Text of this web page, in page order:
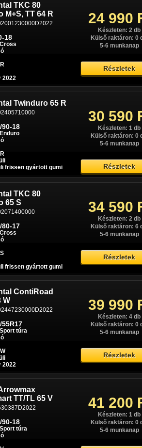
TKC 80
M+S, TT 64 R
18
Cross
R
2022
24 990
Készleten: 2 db
Külső raktáron: 0
5-6 munkanap
Részletek
Twinduro 65 R
90-18
Enduro
R
frissen gyártott gumi
30 590
Készleten: 1 db
Külső raktáron: 0
5-6 munkanap
Részletek
TKC 80
65 S
80-17
Cross
S
frissen gyártott gumi
34 590
Készleten: 2 db
Külső raktáron: 6
5-6 munkanap
Részletek
ContiRoad
W
55R17
Sport túra
W
2022
39 990
Készleten: 4 db
Külső raktáron: 0
5-6 munkanap
Részletek
TT/TL 65 V
90-18
Sport túra
41 200
Készleten: 1 db
Külső raktáron: 0
5-6 munkanap